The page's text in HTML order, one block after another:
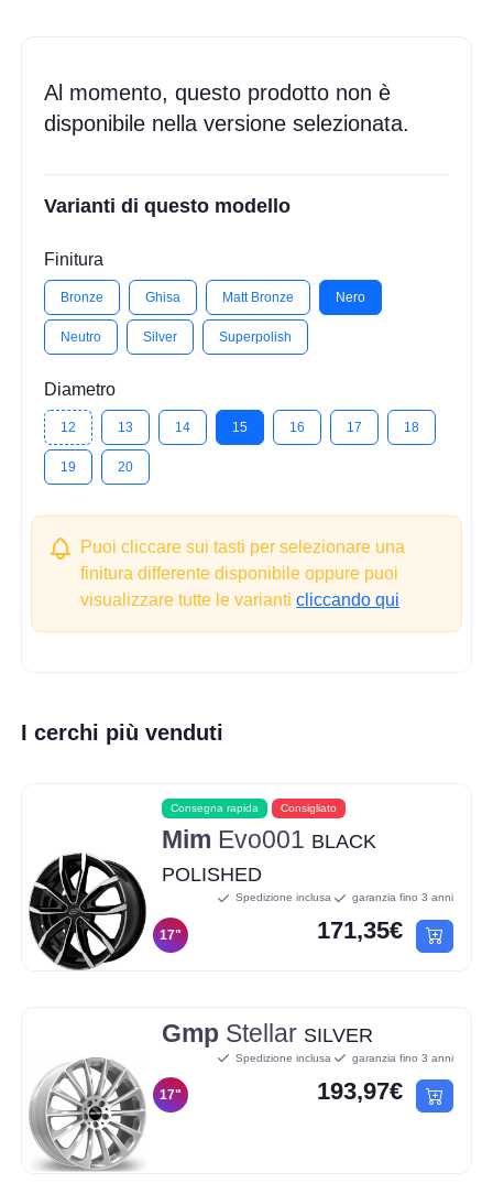
Al momento, questo prodotto non è
disponibile nella versione selezionata.
Varianti di questo modello
Finitura
Bronze Ghisa Matt Bronze Nero
Neutro Silver Superpolish
Diametro
12 13 14 15 16 17 18
19 20
Puoi cliccare sui tasti per selezionare una
finitura differente disponibile oppure puoi
visualizzare tutte le varianticliccando qui
I cerchi più venduti
Consegna rapida Consigliato
Mim Evo001 BLACK
POLISHED
17"
Spedizione inclusa garanzia fino 3 anni
171,35€
Gmp Stellar SILVER
17"
Spedizione inclusa garanzia fino 3 anni
193,97€